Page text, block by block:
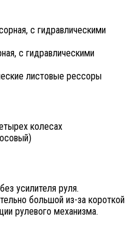
с гидравлическими
с гидравлическими
листовые рессоры
колесах
усилителя руля.
большой из-за короткой
рулевого механизма.